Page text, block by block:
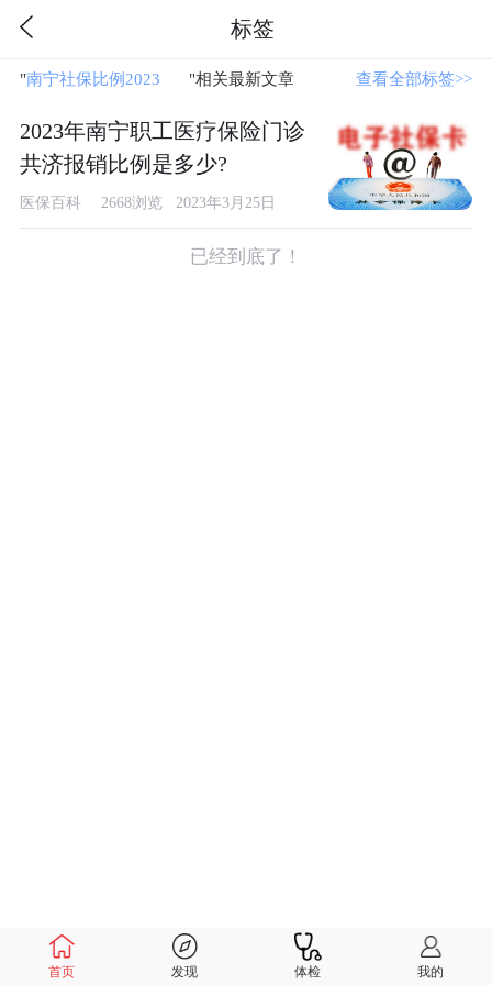
标签
"南宁社保比例2023 "相关最新文章 查看全部标签>>
2023年南宁职工医疗保险门诊
共济报销比例是多少?
医保百科 2668浏览 2023年3月25日
已经到底了！
首页 发现 体检 我的